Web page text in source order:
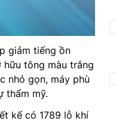
giảm tiếng ồn
hữu tông màu trắng
nhỏ gọn, máy phù
thẩm mỹ.
kế có 1789 lỗ khí